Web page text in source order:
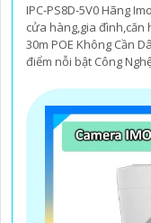
IPC-PS8D-5V0 Hãng
cửa hàng,gia đình,căn
30m POE Không Cần
điểm nỗi bật Công